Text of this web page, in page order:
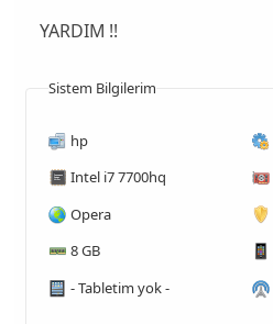
YARDIM !!
Sistem Bilgilerim
hp
Intel i7 7700hq
Opera
8 GB
- Tabletim yok -